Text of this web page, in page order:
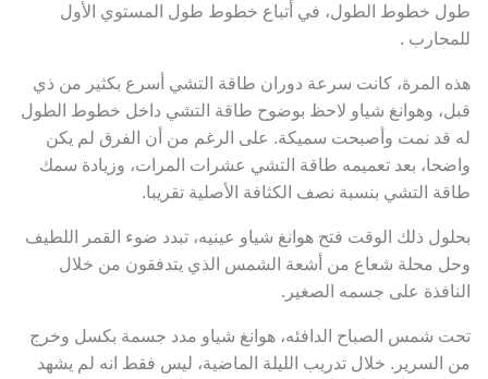
طول خطوط الطول، في أتباع خطوط طول المستوي الأول
للمحارب .
هذه المرة، كانت سرعة دوران طاقة التشي أسرع بكثير من ذي
قبل، وهوانغ شياو لاحظ بوضوح طاقة التشي داخل خطوط الطول
له قد نمت وأصبحت سميكة. على الرغم من أن الفرق لم يكن
واضحا، بعد تعميمه طاقة التشي عشرات المرات، وزيادة سمك
طاقة التشي بنسبة نصف الكثافة الأصلية تقريبا.
بحلول ذلك الوقت فتح هوانغ شياو عينيه، تبدد ضوء القمر اللطيف
وحل محلة شعاع من أشعة الشمس الذي يتدفقون من خلال
النافذة على جسمه الصغير.
تحت شمس الصباح الدافئه، هوانغ شياو مدد جسمة بكسل وخرج
من السرير. خلال تدريب الليلة الماضية، ليس فقط انه لم يشهد